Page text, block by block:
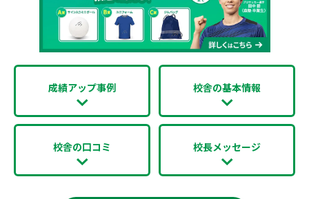
成績アップ事例 校舎の基本情報
校舎の口コミ 校長メッセージ